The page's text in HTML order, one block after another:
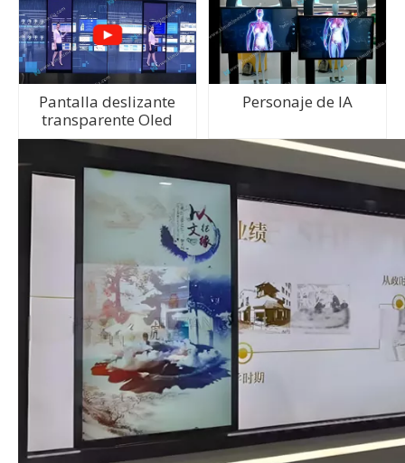
Pantalla deslizante
transparente Oled
Personaje de IA